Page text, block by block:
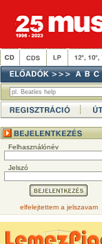
Felhasználónév
Jelszó
elfelejtettem a jelszavam